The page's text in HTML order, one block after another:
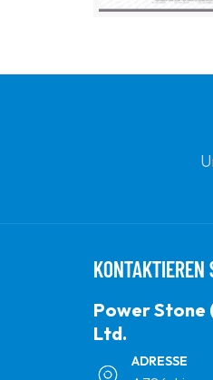
KONTAKTIEREN
Power Stone
Ltd.
ADRESSE